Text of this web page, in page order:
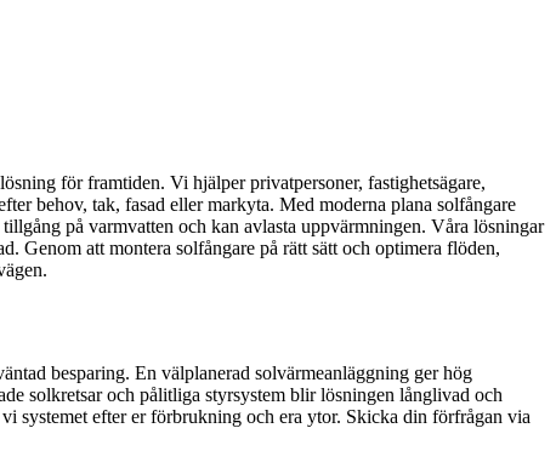
för framtiden. Vi hjälper privatpersoner, fastighetsägare,
behov, tak, fasad eller markyta. Med moderna plana solfångare
på varmvatten och kan avlasta uppvärmningen. Våra lösningar
Genom att montera solfångare på rätt sätt och optimera flöden,
besparing. En välplanerad solvärmeanläggning ger hög
solkretsar och pålitliga styrsystem blir lösningen långlivad och
systemet efter er förbrukning och era ytor. Skicka din förfrågan via